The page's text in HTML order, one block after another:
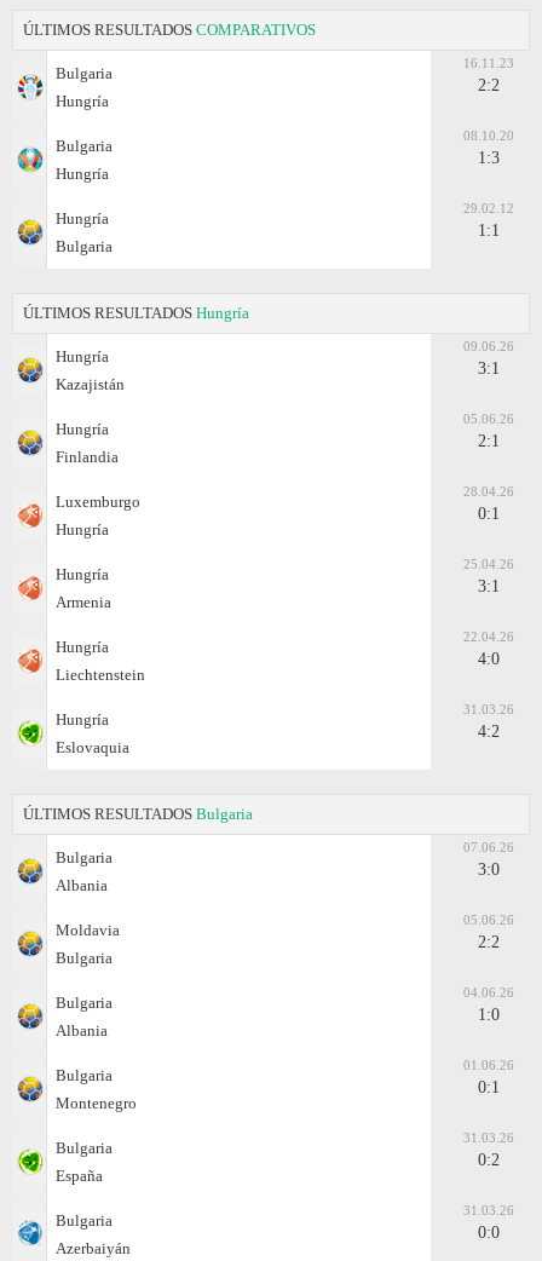
ÚLTIMOS RESULTADOS COMPARATIVOS
Bulgaria
Hungría
16.11.23
2:2
Bulgaria
Hungría
08.10.20
1:3
Hungría
Bulgaria
29.02.12
1:1
ÚLTIMOS RESULTADOS Hungría
Hungría
Kazajistán
09.06.26
3:1
Hungría
Finlandia
05.06.26
2:1
Luxemburgo
Hungría
28.04.26
0:1
Hungría
Armenia
25.04.26
3:1
Hungría
Liechtenstein
22.04.26
4:0
Hungría
Eslovaquia
31.03.26
4:2
ÚLTIMOS RESULTADOS Bulgaria
Bulgaria
Albania
07.06.26
3:0
Moldavia
Bulgaria
05.06.26
2:2
Bulgaria
Albania
04.06.26
1:0
Bulgaria
Montenegro
01.06.26
0:1
Bulgaria
España
31.03.26
0:2
Bulgaria
Azerbaiyán
31.03.26
0:0